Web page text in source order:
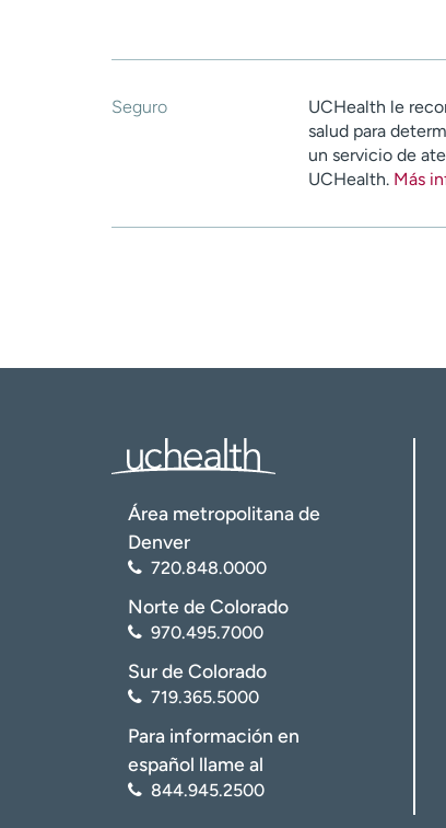
Seguro
UCHealth le
salud para
un servicio de
UCHealth. Más
Área metropolitana de
Denver
720.848.0000
Norte de Colorado
970.495.7000
Sur de Colorado
719.365.5000
Para información en
español llame al
844.945.2500